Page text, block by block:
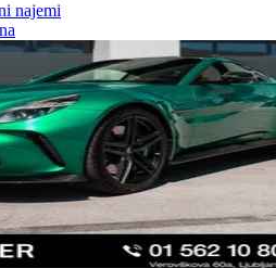
najemi